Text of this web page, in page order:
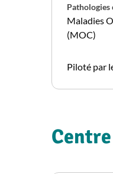
Pathologies
Maladies
(MOC)
Piloté par